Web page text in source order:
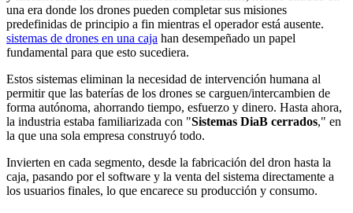
una era donde los drones pueden completar sus misiones
predefinidas de principio a fin mientras el operador está ausente.
sistemas de drones en una caja han desempeñado un papel
fundamental para que esto sucediera.
Estos sistemas eliminan la necesidad de intervención humana al
permitir que las baterías de los drones se carguen/intercambien de
forma autónoma, ahorrando tiempo, esfuerzo y dinero. Hasta ahora,
la industria estaba familiarizada con "Sistemas DiaB cerrados," en
la que una sola empresa construyó todo.
Invierten en cada segmento, desde la fabricación del dron hasta la
caja, pasando por el software y la venta del sistema directamente a
los usuarios finales, lo que encarece su producción y consumo.